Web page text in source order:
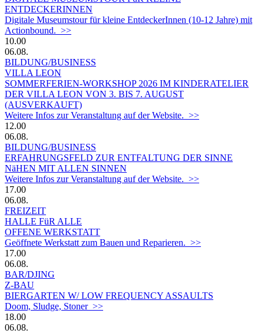
ENTDECKERINNEN
Digitale Museumstour für kleine EntdeckerInnen (10-12 Jahre) mit
Actionbound. >>
10.00
06.08.
BILDUNG/BUSINESS
VILLA LEON
SOMMERFERIEN-WORKSHOP 2026 IM KINDERATELIER
DER VILLA LEON VON 3. BIS 7. AUGUST
(AUSVERKAUFT)
Weitere Infos zur Veranstaltung auf der Website. >>
12.00
06.08.
BILDUNG/BUSINESS
ERFAHRUNGSFELD ZUR ENTFALTUNG DER SINNE
NäHEN MIT ALLEN SINNEN
Weitere Infos zur Veranstaltung auf der Website. >>
17.00
06.08.
FREIZEIT
HALLE FüR ALLE
OFFENE WERKSTATT
Geöffnete Werkstatt zum Bauen und Reparieren. >>
17.00
06.08.
BAR/DJING
Z-BAU
BIERGARTEN W/ LOW FREQUENCY ASSAULTS
Doom, Sludge, Stoner >>
18.00
06.08.